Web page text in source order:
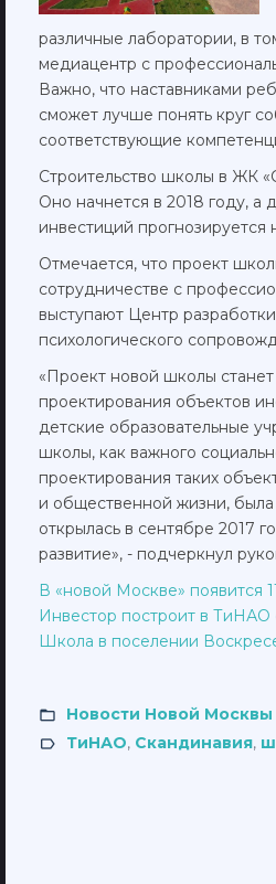
различные лаборатории, в
медиацентр с
Важно, что наставниками
сможет лучше понять круг
соответствующие
Строительство школы в ЖК
Оно начнется в 2018 году, а
инвестиций прогнозируется
Отмечается, что проект
сотрудничестве с
выступают Центр
психологического
«Проект новой школы
проектирования объектов
детские образовательные
школы, как важного
проектирования таких
и общественной жизни,
открылась в сентябре 2017
развитие», - подчеркнул
В «новой Москве» появится
Инвестор построит в
Школа в поселении
Новости Новой Москвы
ТиНАО, Скандинавия,